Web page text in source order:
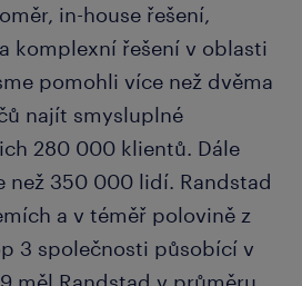
in-house řešení,
komplexní řešení v oblasti
pomohli více než dvěma
najít smysluplné
280 000 klientů. Dále
než 350 000 lidí. Randstad
a v téměř polovině z
3 společnosti působící v